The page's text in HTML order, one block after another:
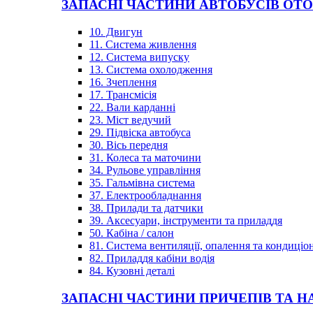
ЗАПАСНІ ЧАСТИНИ АВТОБУСІВ
10. Двигун
11. Система живлення
12. Система випуску
13. Система охолодження
16. Зчеплення
17. Трансмісія
22. Вали карданні
23. Міст ведучий
29. Підвіска автобуса
30. Вісь передня
31. Колеса та маточини
34. Рульове управління
35. Гальмівна система
37. Електрообладнання
38. Прилади та датчики
39. Аксесуари, інструменти та приладдя
50. Кабіна / салон
81. Система вентиляції, опалення та
82. Приладдя кабіни водія
84. Кузовні деталі
ЗАПАСНІ ЧАСТИНИ ПРИЧЕПІВ ТА